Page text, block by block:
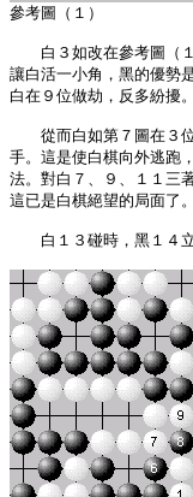
白３如改在參考圖（１
讓白活一小角，黑的優勢
白在９位做劫，反多紛擾。
從而白如第７圖在３位
手。這是使白棋向外逃跑
法。對白７、９、１１三
這已是白棋絕望的局面了。
白１３碰時，黑１４立